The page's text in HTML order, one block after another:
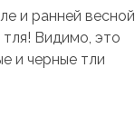
и ранней весной
тля! Видимо, это
и черные тли